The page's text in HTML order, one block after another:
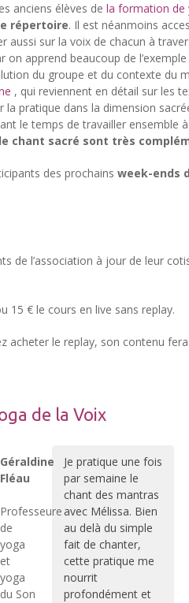
anciens élèves de la formation de
répertoire. Il est néanmoins
aussi sur la voix de chacun à
on apprend beaucoup de
du groupe et du contexte du
, qui reviennent en détail sur les
la pratique dans la dimension
le temps de travailler ensemble
chant sacré sont très
des prochains week-ends
de l’association à jour de leur
15 € le cours en live sans replay.
acheter le replay, son contenu
de la Voix
Géraldine
Fléau
Professeure
de
yoga
et
yoga
du Son
Je pratique une fois
par semaine le
chant des mantras
avec Mélissa. Bien
au delà du simple
fait de chanter,
cette pratique me
nourrit
profondément et